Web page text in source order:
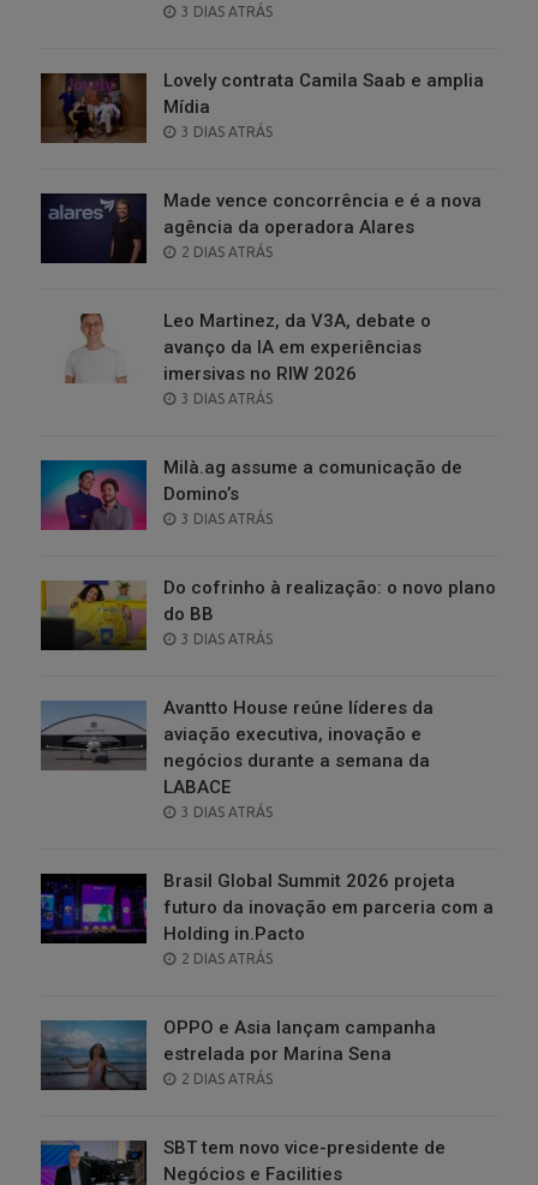
POSTED
3 DIAS ATRÁS
Lovely contrata Camila Saab e amplia
Mídia
POSTED
3 DIAS ATRÁS
Made vence concorrência e é a nova
agência da operadora Alares
POSTED
2 DIAS ATRÁS
Leo Martinez, da V3A, debate o
avanço da IA em experiências
imersivas no RIW 2026
POSTED
3 DIAS ATRÁS
Milà.ag assume a comunicação de
Domino’s
POSTED
3 DIAS ATRÁS
Do cofrinho à realização: o novo plano
do BB
POSTED
3 DIAS ATRÁS
Avantto House reúne líderes da
aviação executiva, inovação e
negócios durante a semana da
LABACE
POSTED
3 DIAS ATRÁS
Brasil Global Summit 2026 projeta
futuro da inovação em parceria com a
Holding in.Pacto
POSTED
2 DIAS ATRÁS
OPPO e Asia lançam campanha
estrelada por Marina Sena
POSTED
2 DIAS ATRÁS
SBT tem novo vice-presidente de
Negócios e Facilities